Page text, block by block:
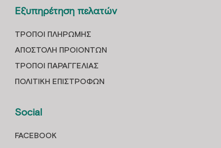
Εξυπηρέτηση πελατών
ΤΡOΠΟΙ ΠΛΗΡΩΜHΣ
ΑΠΟΣΤΟΛH ΠΡΟΙOΝΤΩΝ
ΤΡΟΠΟΙ ΠΑΡΑΓΓΕΛΙΑΣ
ΠΟΛΙΤΙΚΗ ΕΠΙΣΤΡΟΦΩΝ
Social
FACEBOOK